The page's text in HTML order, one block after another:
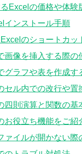
Excelの価格や体験
インストール手順
のショートカッ
画像を挿入する際の
グラフや表を作成す
セル内での改行や置
四則演算と関数の基
お役立ち機能をご紹
ァイルが開かない際